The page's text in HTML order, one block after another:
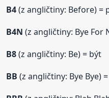
B4(z angličtiny: Before) =
B4N (z angličtiny: Bye For
B8(z angličtiny: Be) = být
BB (z angličtiny: Bye Bye)